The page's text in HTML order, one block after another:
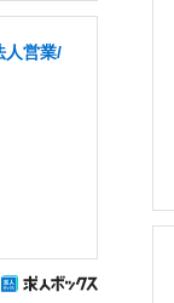
人営業/